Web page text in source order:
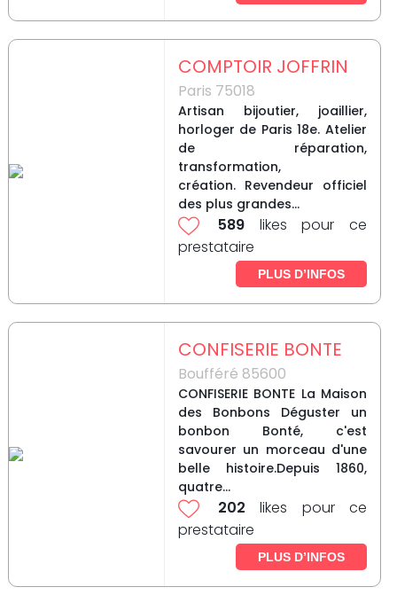
COMPTOIR JOFFRIN
Paris 75018
Artisan bijoutier, joaillier,
horloger de Paris 18e. Atelier
de réparation,
transformation,
création. Revendeur officiel
des plus grandes...
589 likes pour ce
prestataire
PLUS D’INFOS
CONFISERIE BONTE
Boufféré 85600
CONFISERIE BONTE La Maison
des Bonbons Déguster un
bonbon Bonté, c'est
savourer un morceau d'une
belle histoire.Depuis 1860,
quatre...
202 likes pour ce
prestataire
PLUS D’INFOS